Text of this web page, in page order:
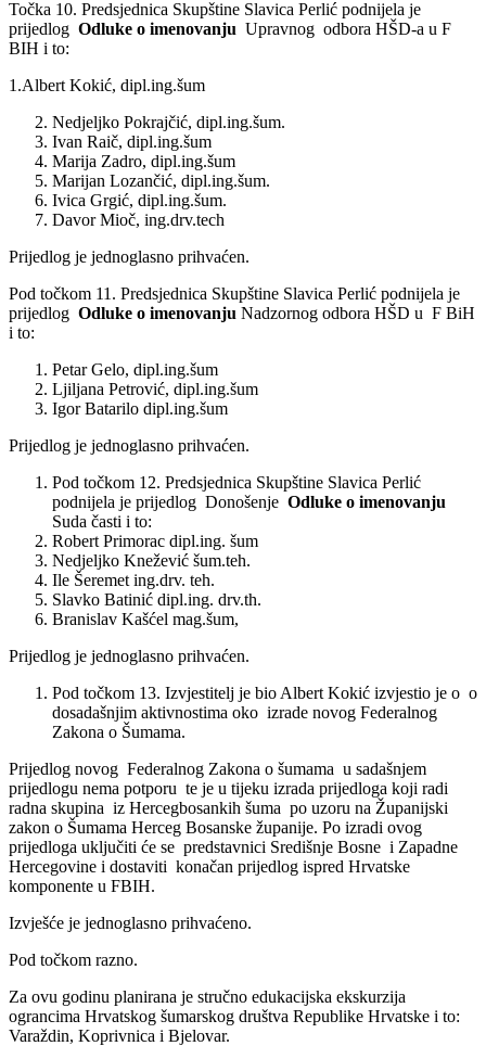
Točka 10. Predsjednica Skupštine Slavica Perlić podnijela je
prijedlog Odluke o imenovanju Upravnog odbora HŠD-a u F
BIH i to:
1.Albert Kokić, dipl.ing.šum
Nedjeljko Pokrajčić, dipl.ing.šum.
Ivan Raič, dipl.ing.šum
Marija Zadro, dipl.ing.šum
Marijan Lozančić, dipl.ing.šum.
Ivica Grgić, dipl.ing.šum.
Davor Mioč, ing.drv.tech
Prijedlog je jednoglasno prihvaćen.
Pod točkom 11. Predsjednica Skupštine Slavica Perlić podnijela je
prijedlog Odluke o imenovanju Nadzornog odbora HŠD u F BiH
i to:
Petar Gelo, dipl.ing.šum
Ljiljana Petrović, dipl.ing.šum
Igor Batarilo dipl.ing.šum
Prijedlog je jednoglasno prihvaćen.
Pod točkom 12. Predsjednica Skupštine Slavica Perlić
podnijela je prijedlog Donošenje Odluke o imenovanju
Suda časti i to:
Robert Primorac dipl.ing. šum
Nedjeljko Knežević šum.teh.
Ile Šeremet ing.drv. teh.
Slavko Batinić dipl.ing. drv.th.
Branislav Kašćel mag.šum,
Prijedlog je jednoglasno prihvaćen.
Pod točkom 13. Izvjestitelj je bio Albert Kokić izvjestio je o o
dosadašnjim aktivnostima oko izrade novog Federalnog
Zakona o Šumama.
Prijedlog novog Federalnog Zakona o šumama u sadašnjem
prijedlogu nema potporu te je u tijeku izrada prijedloga koji radi
radna skupina iz Hercegbosankih šuma po uzoru na Županijski
zakon o Šumama Herceg Bosanske županije. Po izradi ovog
prijedloga uključiti će se predstavnici Središnje Bosne i Zapadne
Hercegovine i dostaviti konačan prijedlog ispred Hrvatske
komponente u FBIH.
Izvješće je jednoglasno prihvaćeno.
Pod točkom razno.
Za ovu godinu planirana je stručno edukacijska ekskurzija
ograncima Hrvatskog šumarskog društva Republike Hrvatske i to:
Varaždin, Koprivnica i Bjelovar.